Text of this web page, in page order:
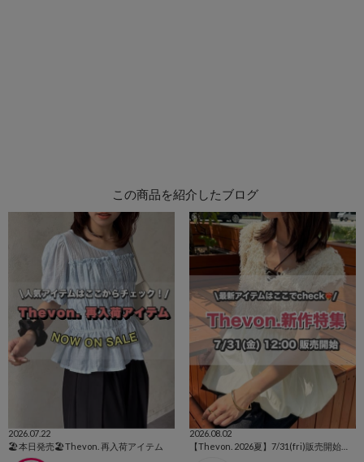
この商品を紹介したブログ
2026.07.22
🏖本日発売🏖Thevon. 再入荷アイテム
2026.08.02
【Thevon. 2026夏】7/31(fri)販売開始の新作アイテムまとめ🌷